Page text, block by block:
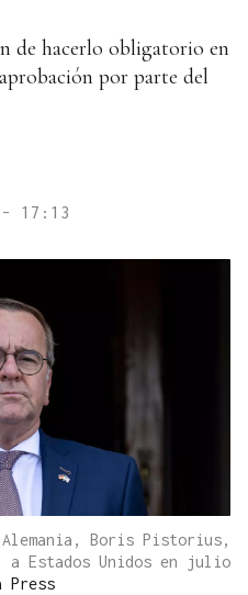
de hacerlo obligatorio en
por parte del
- 17:13
Boris Pistorius,
Estados Unidos en julio
Press